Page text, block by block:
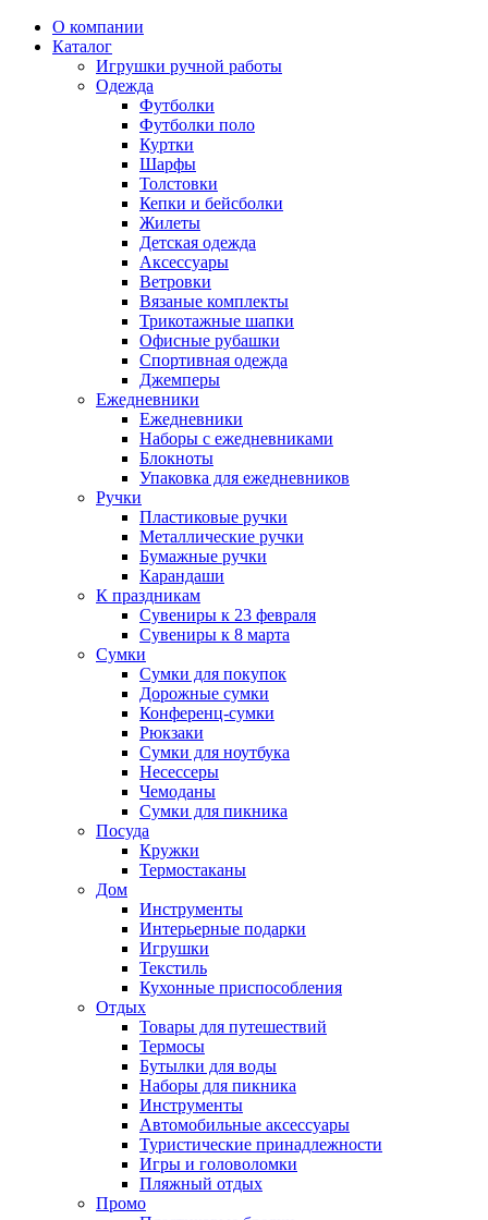
О компании
Каталог
Игрушки ручной работы
Одежда
Футболки
Футболки поло
Куртки
Шарфы
Толстовки
Кепки и бейсболки
Жилеты
Детская одежда
Аксессуары
Ветровки
Вязаные комплекты
Трикотажные шапки
Офисные рубашки
Спортивная одежда
Джемперы
Ежедневники
Ежедневники
Наборы с ежедневниками
Блокноты
Упаковка для ежедневников
Ручки
Пластиковые ручки
Металлические ручки
Бумажные ручки
Карандаши
К праздникам
Сувениры к 23 февраля
Сувениры к 8 марта
Сумки
Сумки для покупок
Дорожные сумки
Конференц-сумки
Рюкзаки
Сумки для ноутбука
Несессеры
Чемоданы
Сумки для пикника
Посуда
Кружки
Термостаканы
Дом
Инструменты
Интерьерные подарки
Игрушки
Текстиль
Кухонные приспособления
Отдых
Товары для путешествий
Термосы
Бутылки для воды
Наборы для пикника
Инструменты
Автомобильные аксессуары
Туристические принадлежности
Игры и головоломки
Пляжный отдых
Промо